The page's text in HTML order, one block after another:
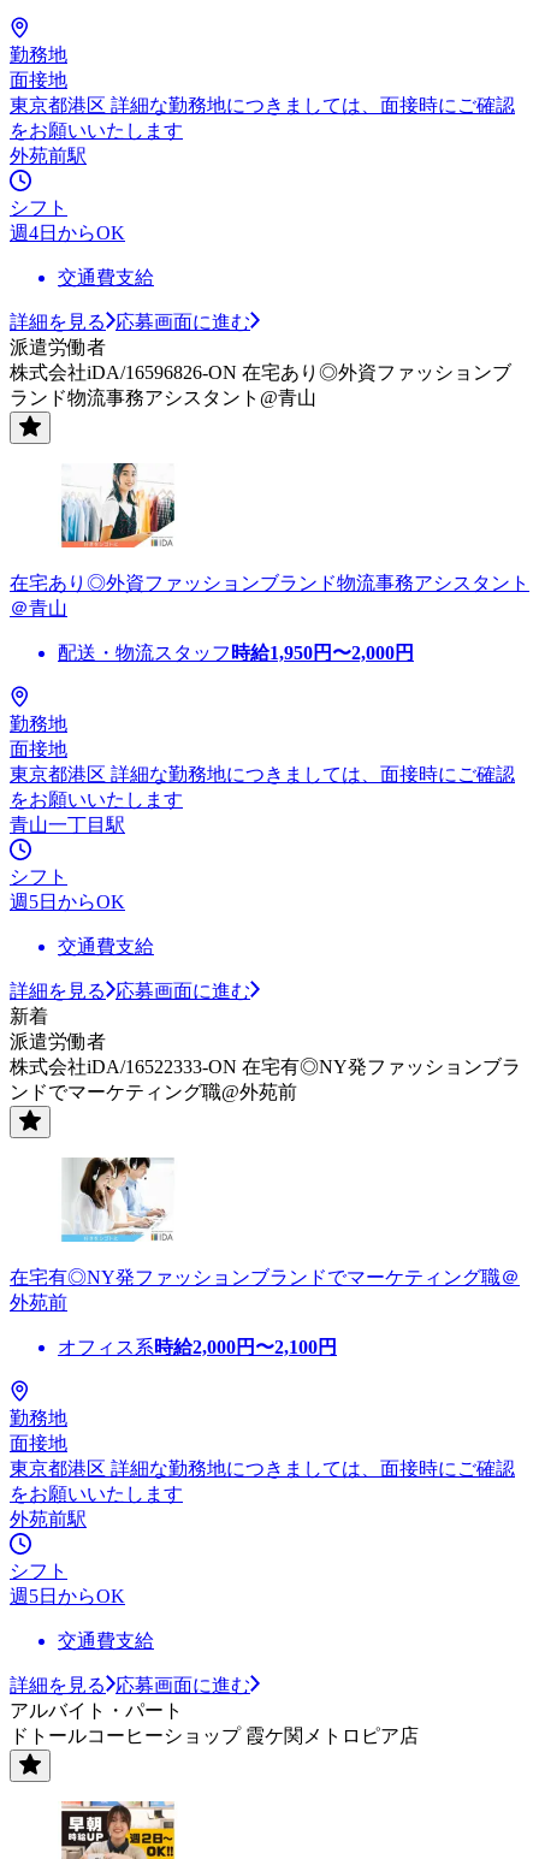
勤務地
面接地
東京都港区 詳細な勤務地につきましては、面接時にご確認
をお願いいたします
外苑前駅
シフト
週4日からOK
交通費支給
詳細を見る
応募画面に進む
派遣労働者
株式会社iDA/16596826-ON 在宅あり◎外資ファッションブ
ランド物流事務アシスタント@青山
在宅あり◎外資ファッションブランド物流事務アシスタント
＠青山
配送・物流スタッフ 時給1,950円〜2,000円
勤務地
面接地
東京都港区 詳細な勤務地につきましては、面接時にご確認
をお願いいたします
青山一丁目駅
シフト
週5日からOK
交通費支給
詳細を見る
応募画面に進む
新着
派遣労働者
株式会社iDA/16522333-ON 在宅有◎NY発ファッションブラ
ンドでマーケティング職@外苑前
在宅有◎NY発ファッションブランドでマーケティング職＠
外苑前
オフィス系時給2,000円〜2,100円
勤務地
面接地
東京都港区 詳細な勤務地につきましては、面接時にご確認
をお願いいたします
外苑前駅
シフト
週5日からOK
交通費支給
詳細を見る
応募画面に進む
アルバイト・パート
ドトールコーヒーショップ 霞ケ関メトロピア店